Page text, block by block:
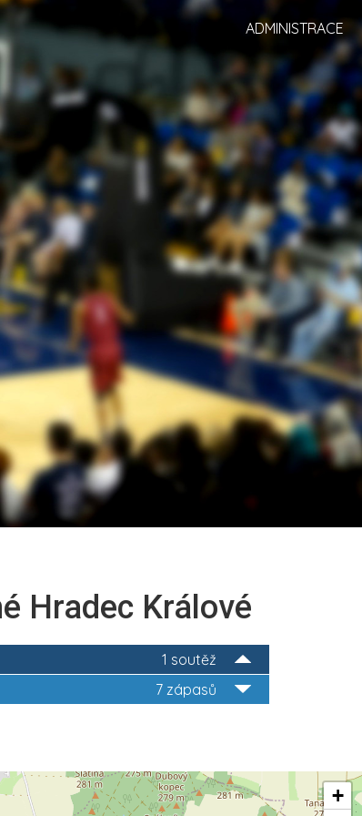
ADMINISTRACE
Hradec Králové
1 soutěž
7 zápasů
+